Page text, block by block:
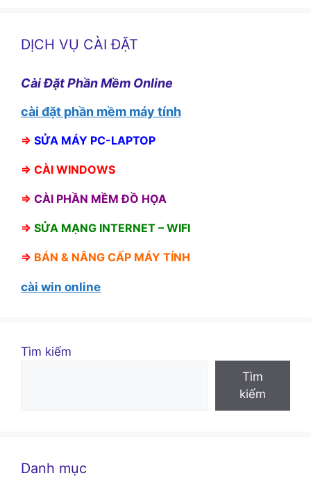
DỊCH VỤ CÀI ĐẶT
Cài Đặt Phần Mềm Online
cài đặt phần mềm máy tính
⇒ SỬA MÁY PC-LAPTOP
⇒ CÀI WINDOWS
⇒ CÀI PHẦN MỀM ĐỒ HỌA
⇒ SỬA MẠNG INTERNET – WIFI
⇒ BÁN & NÂNG CẤP MÁY TÍNH
cài win online
Tìm kiếm
Tìm
kiếm
Danh mục